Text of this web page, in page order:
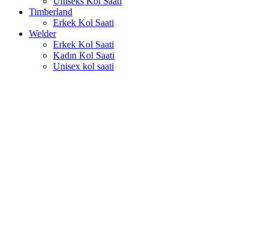
Timberland
Erkek Kol Saati
Welder
Erkek Kol Saati
Kadın Kol Saati
Unisex kol saati